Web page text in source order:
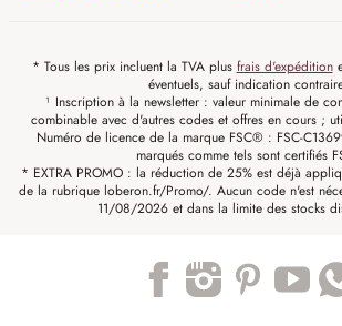
* Tous les prix incluent la TVA plus frais d'expédition
éventuels, sauf indication
¹ Inscription à la newsletter : valeur minimale de
combinable avec d'autres codes et offres en cours ;
Numéro de licence de la marque FSC® : FSC-
marqués comme tels sont certifiés
* EXTRA PROMO : la réduction de 25% est déjà
de la rubrique loberon.fr/Promo/. Aucun code n'est
11/08/2026 et dans la limite des stocks